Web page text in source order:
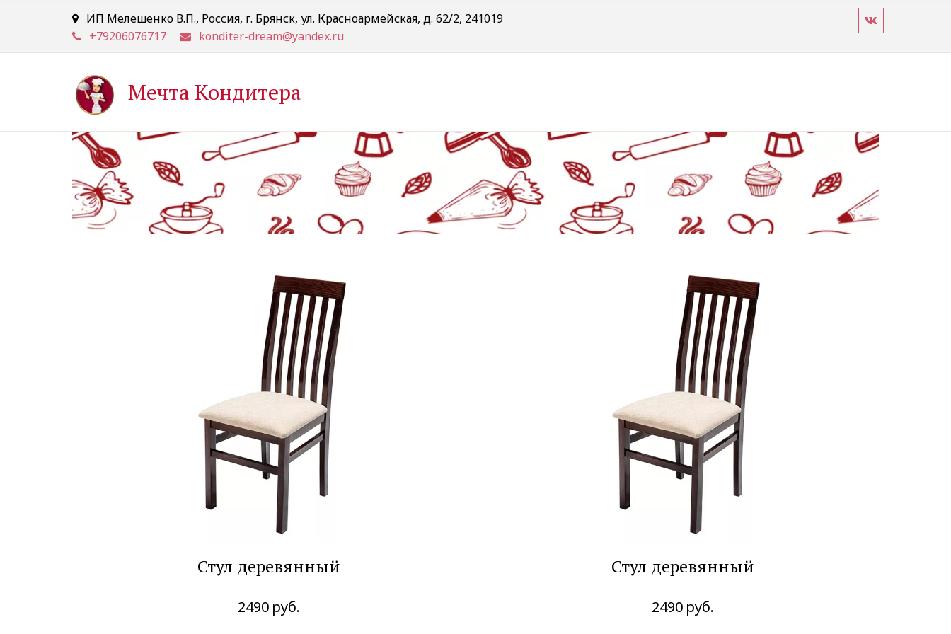
ИП Мелешенко В.П., Россия, г. Брянск, ул. Красноармейская, д. 62/2, 241019
+79206076717
konditer-dream@yandex.ru
Мечта Кондитера
Стул деревянный
2490 руб.
Стул деревянный
2490 руб.